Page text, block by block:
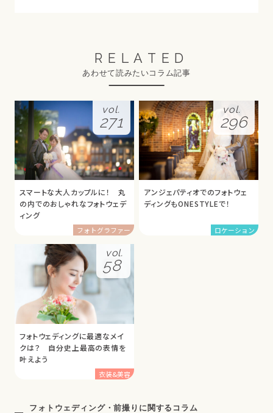
RELATED
あわせて読みたいコラム記事
vol.
271
スマートな大人カップルに！ 丸
の内でのおしゃれなフォトウェデ
ィング
フォトグラファー
vol.
296
アンジェパティオでのフォトウェ
ディングもONESTYLEで！
ロケーション
vol.
58
フォトウェディングに最適なメイ
クは？ 自分史上最高の表情を
叶えよう
衣装&美容
フォトウェディング・前撮りに関するコラム